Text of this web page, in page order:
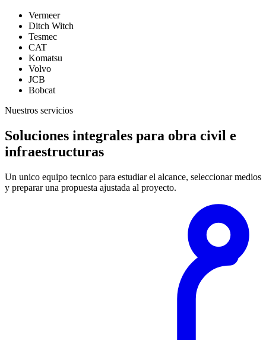
Vermeer
Ditch Witch
Tesmec
CAT
Komatsu
Volvo
JCB
Bobcat
Nuestros servicios
Soluciones integrales para obra civil e
infraestructuras
Un unico equipo tecnico para estudiar el alcance, seleccionar medios
y preparar una propuesta ajustada al proyecto.